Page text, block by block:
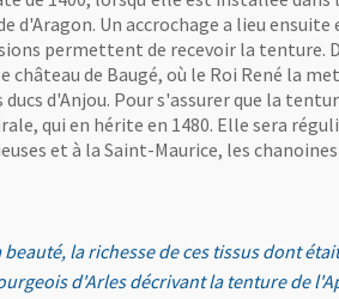
d'Aragon. Un accrochage a lieu ensuite
permettent de recevoir la tenture.
de Baugé, où le Roi René la
d'Anjou. Pour s'assurer que la
qui en hérite en 1480. Elle sera
et à la Saint-Maurice, les
la richesse de ces tissus dont
d'Arles décrivant la tenture de